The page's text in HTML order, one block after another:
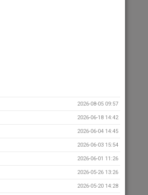
2026-08-05 09:57
2026-06-18 14:42
2026-06-04 14:45
2026-06-03 15:54
2026-06-01 11:26
2026-05-26 13:26
2026-05-20 14:28